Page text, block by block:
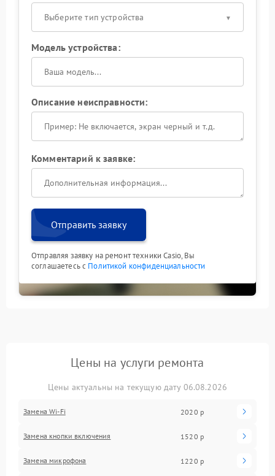
Выберите тип устройства
Модель устройства:
Описание неисправности:
Комментарий к заявке:
Отправить заявку
Отправляя заявку на ремонт техники Casio, Вы
соглашаетесь с Политикой конфиденциальности
Цены на услуги ремонта
Цены актуальны на текущую дату 06.08.2026
Замена Wi-Fi 2020 р
Замена кнопки включения 1520 р
Замена микрофона 1220 р